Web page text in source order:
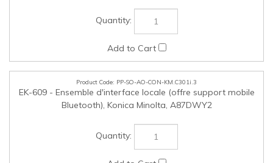
Bluetooth), Konica Minolta, A87DWY2
PP-SO-AO-CON-KM.C301i.4
VI-516 - Ensemble d’interface vidéo VI-516, Konica Minolta,